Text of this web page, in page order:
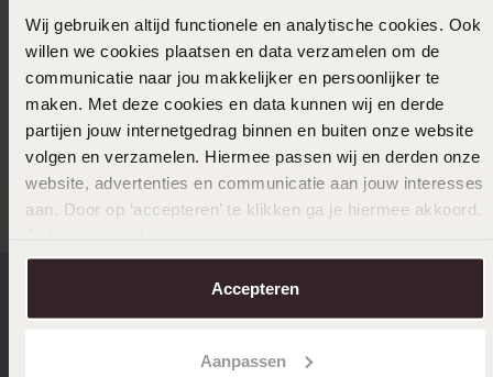
Wij gebruiken altijd functionele en analytische cookies. Ook
willen we cookies plaatsen en data verzamelen om de
communicatie naar jou makkelijker en persoonlijker te
maken. Met deze cookies en data kunnen wij en derde
partijen jouw internetgedrag binnen en buiten onze website
volgen en verzamelen. Hiermee passen wij en derden onze
website, advertenties en communicatie aan jouw interesses
aan. Door op ‘accepteren’ te klikken ga je hiermee akkoord.
over in onscookiebeleid.
Accepteren
Aanpassen
Ook leuk voor jou
Anderen kochten ook
besteld, morgen in huis